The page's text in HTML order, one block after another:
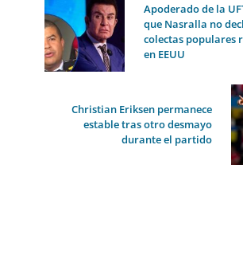
Apoderado de la
que Nasralla no
colectas populares
en EEUU
Christian Eriksen permanece
estable tras otro desmayo
durante el partido